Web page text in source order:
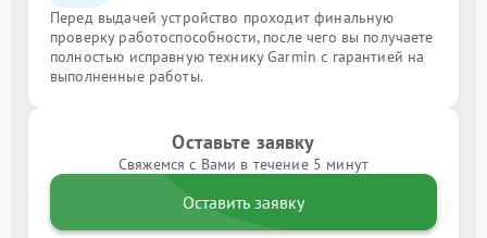
Перед выдачей устройство проходит финальную
проверку работоспособности, после чего вы получаете
полностью исправную технику Garmin с гарантией на
выполненные работы.
Оставьте заявку
Свяжемся с Вами в течение 5 минут
Оставить заявку